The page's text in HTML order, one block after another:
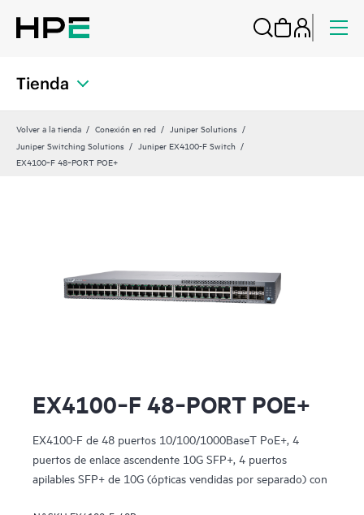
Tienda
Volver a la tienda Conexión en red
Juniper Solutions
Juniper Switching Solutions
Juniper EX4100-F Switch
EX4100‑F 48‑PORT POE+
EX4100‑F 48‑PORT POE+
EX4100-F de 48 puertos 10/100/1000BaseT PoE+, 4
puertos de enlace ascendente 10G SFP+, 4 puertos
apilables SFP+ de 10G (ópticas vendidas por separado) con